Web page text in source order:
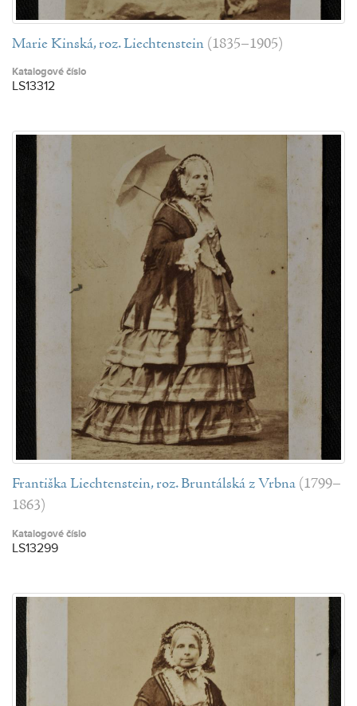
Marie Kinská, roz. Liechtenstein (1835–1905)
Katalogové číslo
LS13312
Františka Liechtenstein, roz. Bruntálská z Vrbna (1799–
1863)
Katalogové číslo
LS13299